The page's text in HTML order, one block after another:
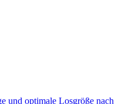
und optimale Losgröße nach